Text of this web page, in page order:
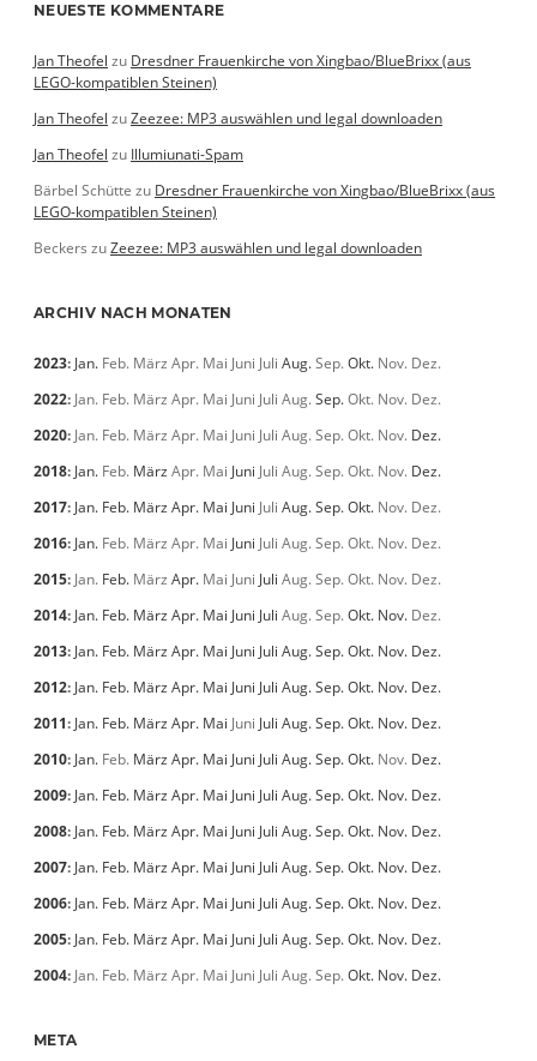
NEUESTE KOMMENTARE
Jan Theofel zu Dresdner Frauenkirche von Xingbao/BlueBrixx (aus
LEGO-kompatiblen Steinen)
Jan Theofel zuZeezee: MP3 auswählen und legal downloaden
Jan Theofel zu Illumiunati-Spam
Bärbel Schütte zu Dresdner Frauenkirche von Xingbao/BlueBrixx (aus
LEGO-kompatiblen Steinen)
Beckers zuZeezee: MP3 auswählen und legal downloaden
ARCHIV NACH MONATEN
2023: Jan. Feb. März Apr. Mai Juni Juli Aug.Sep.Okt. Nov. Dez.
2022: Jan. Feb. März Apr. Mai Juni Juli Aug.Sep.Okt. Nov. Dez.
2020: Jan. Feb. März Apr. Mai Juni Juli Aug.Sep.Okt. Nov. Dez.
2018: Jan. Feb. März Apr. Mai Juni Juli Aug.Sep.Okt. Nov. Dez.
2017: Jan. Feb. März Apr. Mai Juni Juli Aug.Sep.Okt. Nov. Dez.
2016: Jan. Feb. März Apr. Mai Juni Juli Aug.Sep.Okt. Nov. Dez.
2015: Jan. Feb. März Apr. Mai Juni Juli Aug.Sep.Okt. Nov. Dez.
2014: Jan. Feb. März Apr. Mai Juni Juli Aug.Sep.Okt. Nov. Dez.
2013: Jan. Feb. März Apr. Mai Juni Juli Aug.Sep.Okt. Nov. Dez.
2012: Jan. Feb. März Apr. Mai Juni Juli Aug.Sep.Okt. Nov. Dez.
2011: Jan. Feb. März Apr. Mai Juni Juli Aug.Sep.Okt. Nov. Dez.
2010: Jan. Feb. März Apr. Mai Juni Juli Aug.Sep.Okt. Nov. Dez.
2009: Jan. Feb. März Apr. Mai Juni Juli Aug.Sep.Okt. Nov. Dez.
2008: Jan. Feb. März Apr. Mai Juni Juli Aug.Sep.Okt. Nov. Dez.
2007: Jan. Feb. März Apr. Mai Juni Juli Aug.Sep.Okt. Nov. Dez.
2006: Jan. Feb. März Apr. Mai Juni Juli Aug.Sep.Okt. Nov. Dez.
2005: Jan. Feb. März Apr. Mai Juni Juli Aug.Sep.Okt. Nov. Dez.
2004: Jan. Feb. März Apr. Mai Juni Juli Aug.Sep.Okt. Nov. Dez.
META